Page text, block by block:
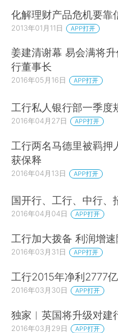
化解理财产品危机要靠
2013年01月11日 APP打开
姜建清谢幕 易会满将
行董事长
2016年05月16日 APP打开
工行私人银行部一季度
2016年04月27日 APP打开
工行两名马德里被羁押
获保释
2016年04月13日 APP打开
国开行、工行、中行、
2016年04月04日 APP打开
工行加大拨备 利润增
2016年03月31日 APP打开
工行2015年净利2777
2016年03月30日 APP打开
独家︱英国将升级对建
2016年03月29日 APP打开